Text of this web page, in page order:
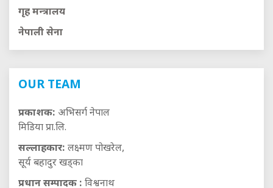
गृह मन्त्रालय
नेपाली सेना
OUR TEAM
प्रकाशक: अभिसर्ग नेपाल
मिडिया प्रा.लि.
सल्लाहकार: लक्ष्मण पोखरेल,
सूर्य बहादुर खड्का
प्रधान सम्पादक : विश्वनाथ